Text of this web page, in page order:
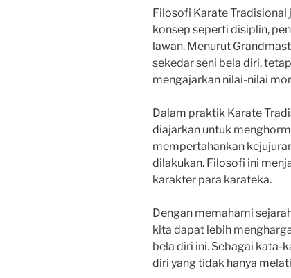
Filosofi Karate
konsep seperti disiplin,
lawan. Menurut
sekedar seni bela diri,
mengajarkan nilai-nilai
Dalam praktik Karate
diajarkan untuk
mempertahankan
dilakukan. Filosofi ini
karakter para karateka.
Dengan memahami
kita dapat lebih
bela diri ini. Sebagai kata-
diri yang tidak hanya